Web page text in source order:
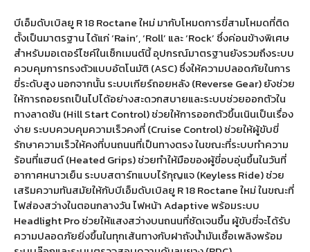
บีเอ็มดับเบิลยู R 18 Roctane ใหม่ มากับโหมดการขี่สามโหมดที่ติด
ตั้งเป็นมาตรฐาน ได้แก่ ‘Rain’, ‘Roll’ และ ‘Rock’ ซึ่งค่อนข้างพิเศษ
สำหรับมอเตอร์ไซค์ในเซ็กเมนต์นี้ อุปกรณ์มาตรฐานยังรวมถึงระบบ
ควบคุมการทรงตัวแบบอัตโนมัติ (ASC) ซึ่งให้ความปลอดภัยในการ
ขี่ระดับสูง นอกจากนั้น ระบบเกียร์ถอยหลัง (Reverse Gear) ยังช่วย
ให้การถอยรถเป็นไปได้อย่างสะดวกสบายและระบบช่วยออกตัวใน
ทางลาดชัน (Hill Start Control) ช่วยให้การออกตัวขึ้นเนินเป็นเรื่อง
ง่าย ระบบควบคุมความเร็วคงที่ (Cruise Control) ช่วยให้ผู้ขับขี่
รักษาความเร็วให้คงที่บนถนนที่เป็นทางตรง ในขณะที่ระบบทำความ
ร้อนที่แฮนด์ (Heated Grips) ช่วยทำให้มือของผู้ขี่อบอุ่นขึ้นในวันที่
อากาศหนาวเย็น ระบบสตาร์ทแบบไร้กุญแจ (Keyless Ride) ช่วย
เสริมความทันสมัยให้กับบีเอ็มดับเบิลยู R 18 Roctane ใหม่ ในขณะที่
ไฟส่องสว่างในตอนกลางวัน ไฟหน้า Adaptive พร้อมระบบ
Headlight Pro ช่วยให้แสงสว่างบนถนนที่ชัดเจนขึ้น ผู้ขับขี่จะได้รับ
ความปลอดภัยยิ่งขึ้นในทุกเส้นทางกับฝาถังน้ำมันเชื้อเพลิงพร้อม